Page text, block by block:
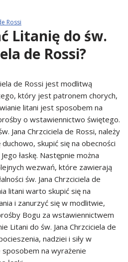
Rossi
Litanię do św.
de Rossi?
de Rossi jest modlitwą
który jest patronem chorych,
litani jest sposobem na
o wstawiennictwo świętego.
Jana Chrzciciela de Rossi, należy
skupić się na obecności
łaskę. Następnie można
wezwań, które zawierają
św. Jana Chrzciciela de
litani warto skupić się na
i zanurzyć się w modlitwie,
Bogu za wstawiennictwem
Litani do św. Jana Chrzciciela de
nadziei i siły w
sposobem na wyrażenie